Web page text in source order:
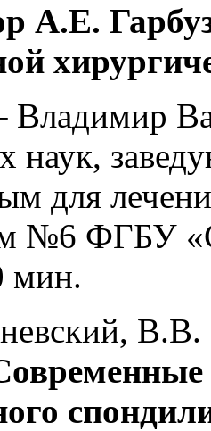
А.Е.
Владимир
наук,
для
№6 ФГБУ
мин.